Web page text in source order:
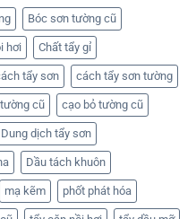
Bóc sơn tường cũ
hơi Chất tẩy gỉ
tẩy sơn cách tẩy sơn tường
cũ cạo bỏ tường cũ
Dung dịch tẩy sơn
Dầu tách khuôn
mạ kẽm phốt phát hóa